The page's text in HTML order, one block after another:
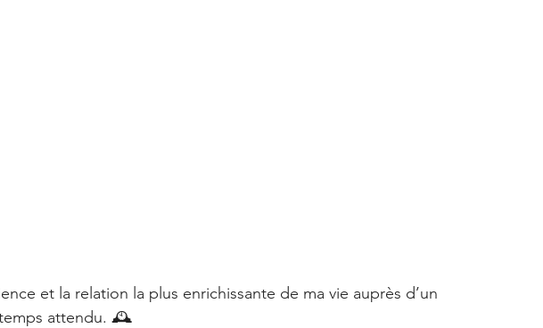
et la relation la plus enrichissante de ma vie auprès d’un
attendu. 🕰️